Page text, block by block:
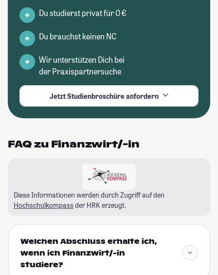
Du studierst privat für 0 €
Du brauchst keinen NC
Wir unterstützen Dich bei
der Praxispartnersuche
Jetzt Studienbroschüre anfordern
FAQ zu Finanzwirt/-in
Diese Informationen werden durch Zugriff auf den
Hochschulkompass der HRK erzeugt.
Welchen Abschluss erhalte ich,
wenn ich Finanzwirt/-in
studiere?